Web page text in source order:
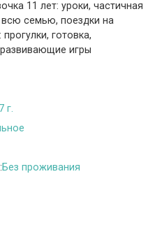
11 лет: уроки, частичная
всю семью, поездки на
готовка,
игры
г.
Без проживания